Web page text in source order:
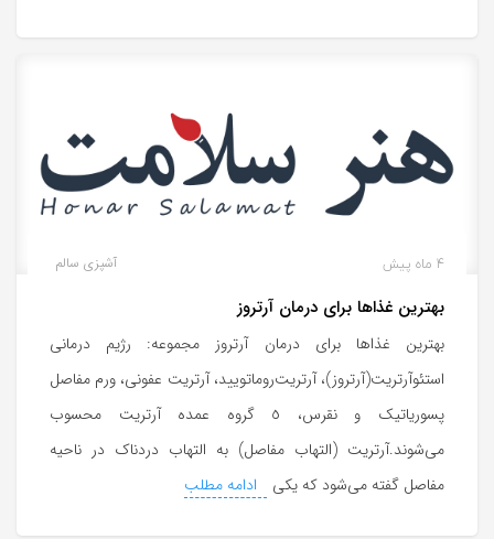
آشپزی سالم 4 ماه پیش
بهترین غذاها برای درمان آرتروز
بهترین غذاها برای درمان آرتروز مجموعه: رژیم درمانی
استئوآرتریت(آرتروز)، آرتریت‌روماتویید، آرتریت عفونی، ورم مفاصل
پسوریاتیک و نقرس، ٥ گروه عمده آرتریت محسوب
می‌شوند.آرتریت (التهاب مفاصل) به التهاب دردناک در ناحیه
مفاصل گفته می‌شود که یکی
ادامه مطلب